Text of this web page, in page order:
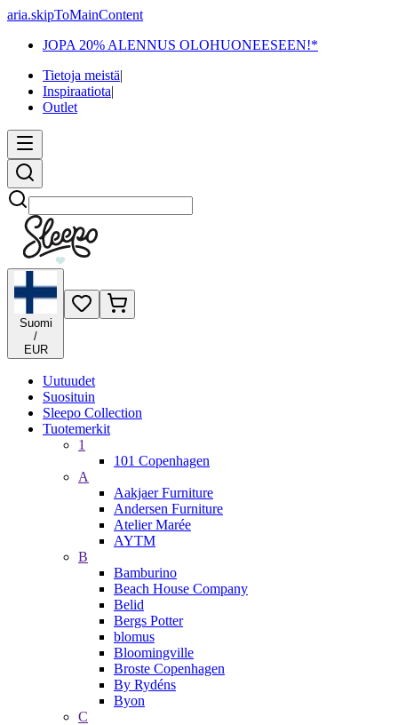
aria.skipToMainContent
JOPA 20% ALENNUS OLOHUONEESEEN!*
Tietoja meistä|
Inspiraatiota|
Outlet
Etsi
Suomi
/
EUR
Uutuudet
Suosituin
Sleepo Collection
Tuotemerkit
1
101 Copenhagen
A
Aakjaer Furniture
Andersen Furniture
Atelier Marée
AYTM
B
Bamburino
Beach House Company
Belid
Bergs Potter
blomus
Bloomingville
Broste Copenhagen
By Rydéns
Byon
C